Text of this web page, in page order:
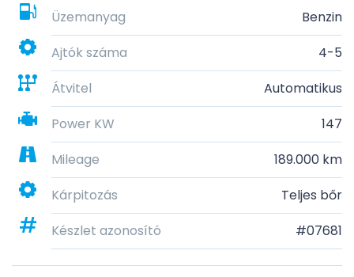
Üzemanyag
Benzin
Ajtók száma
4-5
Átvitel
Automatikus
Power KW
147
Mileage
189.000 km
Kárpitozás
Teljes bőr
Készlet azonosító
#07681